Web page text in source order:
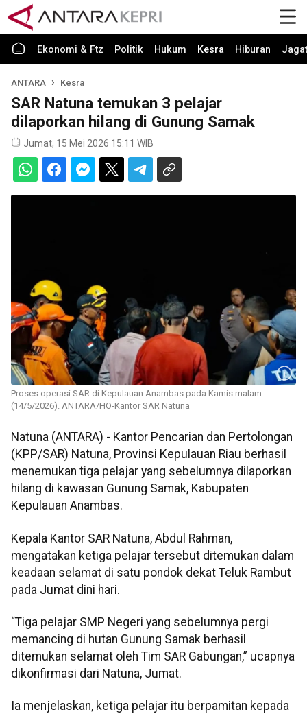
Ekonomi & Ftz Politik Hukum Kesra Hiburan Jagat
ANTARA Kesra
SAR Natuna temukan 3 pelajar
dilaporkan hilang di Gunung Samak
Jumat, 15 Mei 2026 15:11 WIB
Proses operasi SAR di Kepulauan Anambas pada Kamis malam
(14/5/2026). ANTARA/HO-Kantor SAR Natuna
Natuna (ANTARA) - Kantor Pencarian dan Pertolongan
(KPP/SAR) Natuna, Provinsi Kepulauan Riau berhasil
menemukan tiga pelajar yang sebelumnya dilaporkan
hilang di kawasan Gunung Samak, Kabupaten
Kepulauan Anambas.
Kepala Kantor SAR Natuna, Abdul Rahman,
mengatakan ketiga pelajar tersebut ditemukan dalam
keadaan selamat di satu pondok dekat Teluk Rambut
pada Jumat dini hari.
“Tiga pelajar SMP Negeri yang sebelumnya pergi
memancing di hutan Gunung Samak berhasil
ditemukan selamat oleh Tim SAR Gabungan,” ucapnya
dikonfirmasi dari Natuna, Jumat.
Ia menjelaskan, ketiga pelajar itu berpamitan kepada